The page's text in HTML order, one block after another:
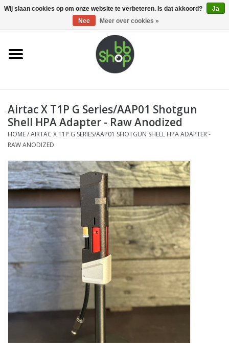
0 Artikelen - €0,00
Home
Supplies
Airsoft guns
Magazines
UPGRADE PARTS
Electronics
Tactical Equipment
Deals
Airtac X T1P G Series/AAP01 Shotgun
Shell HPA Adapter - Raw Anodized
HOME/AIRTAC X T1P G SERIES/AAP01 SHOTGUN SHELL HPA ADAPTER -
RAW ANODIZED
Wij slaan cookies op om onze website te verbeteren. Is dat akkoord?
Ja
Nee
Meer over cookies »